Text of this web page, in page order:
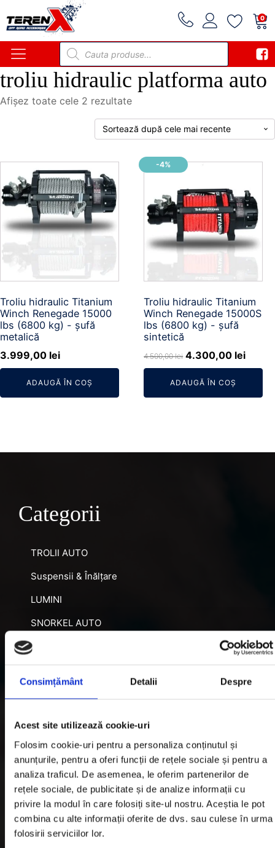
Consimțământ Detalii Despre
Acest site utilizează cookie-uri
Folosim cookie-uri pentru a personaliza conținutul și
anunțurile, pentru a oferi funcții de rețele sociale și pentru a
analiza traficul. De asemenea, le oferim partenerilor de
rețele sociale, de publicitate și de analize informații cu
privire la modul în care folosiți site-ul nostru. Aceștia le pot
combina cu alte informații oferite de dvs. sau culese în urma
folosirii serviciilor lor.
0
Products
search
troliu hidraulic platforma auto
Afișez toate cele 2 rezultateSortat
după
cele
recente
Troliu hidraulic Titanium
Winch Renegade 15000
lbs (6800 kg) - șufă
metalică
3.999,00 lei
ADAUGĂ ÎN COȘ
-4%
Troliu hidraulic Titanium
Winch Renegade 15000S
lbs (6800 kg) - șufă
sintetică
4.500,00lei Prețul
inițial
a
fost:
4.300,00 leiPrețul
ADAUGĂ ÎN COȘ
Categorii
TROLII AUTO
Suspensii & Înălțare
LUMINI
SNORKEL AUTO
ACCESORII RECUPERARE
Informatii utile
Informatii Livrare
Garantie si Retur